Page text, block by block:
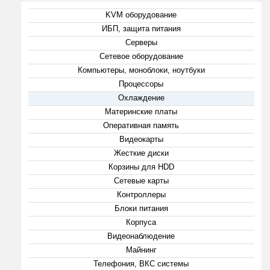
KVM оборудование
ИБП, защита питания
Серверы
Сетевое оборудование
Компьютеры, моноблоки, ноутбуки
Процессоры
Охлаждение
Материнские платы
Оперативная память
Видеокарты
Жесткие диски
Корзины для HDD
Сетевые карты
Контроллеры
Блоки питания
Корпуса
Видеонаблюдение
Майнинг
Телефония, ВКС системы